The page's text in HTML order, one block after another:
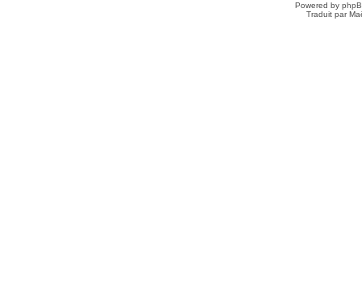
Powered by
Traduit par